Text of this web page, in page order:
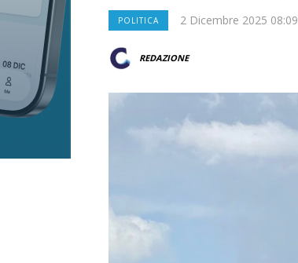
POLITICA 2 Dicembre 2025 08:09
REDAZIONE